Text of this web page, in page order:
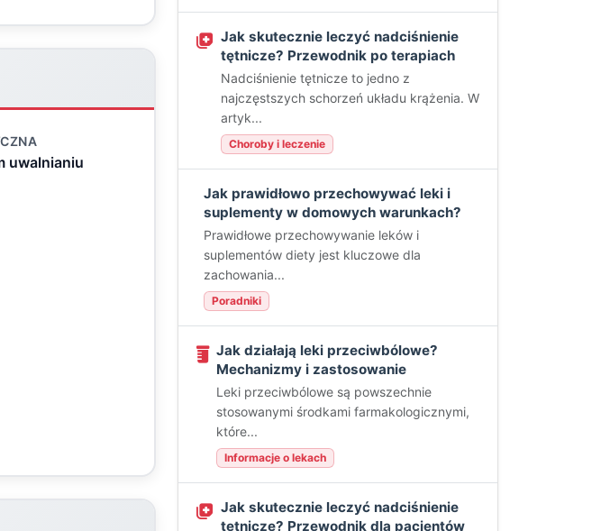
uwalnianiu
Jak skutecznie leczyć nadciśnienie
tętnicze? Przewodnik po terapiach
Nadciśnienie tętnicze to jedno z
najczęstszych schorzeń układu krążenia. W
artyk...
Choroby i leczenie
Jak prawidłowo przechowywać leki i
suplementy w domowych warunkach?
Prawidłowe przechowywanie leków i
suplementów diety jest kluczowe dla
zachowania...
Poradniki
Jak działają leki przeciwbólowe?
Mechanizmy i zastosowanie
Leki przeciwbólowe są powszechnie
stosowanymi środkami farmakologicznymi,
które...
Informacje o lekach
Jak skutecznie leczyć nadciśnienie
tętnicze? Przewodnik dla pacjentów